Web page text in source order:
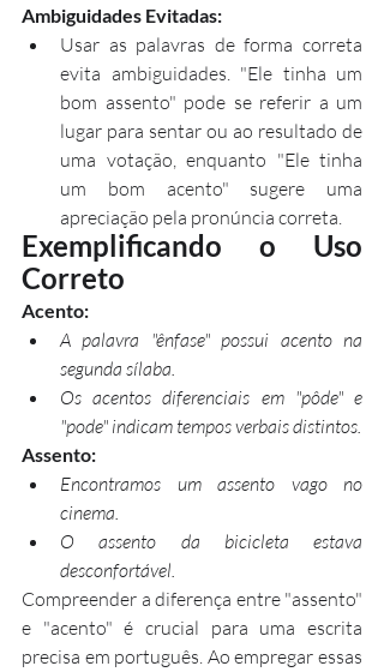
Ambiguidades Evitadas:
Usar as palavras de forma correta
evita ambiguidades. "Ele tinha um
bom assento" pode se referir a um
lugar para sentar ou ao resultado de
uma votação, enquanto "Ele tinha
um bom acento" sugere uma
apreciação pela pronúncia correta.
Exemplificando o Uso
Correto
Acento:
A palavra "ênfase" possui acento na
segunda sílaba.
Os acentos diferenciais em "pôde" e
"pode" indicam tempos verbais distintos.
Assento:
Encontramos um assento vago no
cinema.
O assento da bicicleta estava
desconfortável.
Compreender a diferença entre "assento"
e "acento" é crucial para uma escrita
precisa em português. Ao empregar essas